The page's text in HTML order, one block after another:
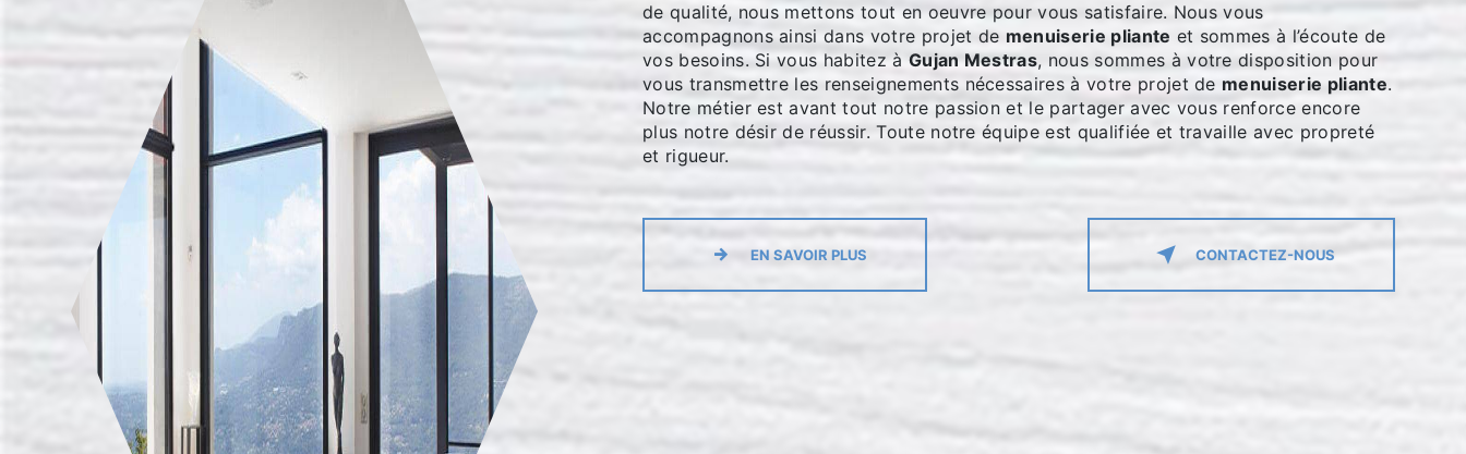
de qualité, nous mettons tout en oeuvre pour vous satisfaire. Nous vous
accompagnons ainsi dans votre projet de menuiserie pliante et sommes à l’écoute de
vos besoins. Si vous habitez à Gujan Mestras, nous sommes à votre disposition pour
vous transmettre les renseignements nécessaires à votre projet de menuiserie pliante.
Notre métier est avant tout notre passion et le partager avec vous renforce encore
plus notre désir de réussir. Toute notre équipe est qualifiée et travaille avec propreté
et rigueur.
EN SAVOIR PLUS CONTACTEZ-NOUS